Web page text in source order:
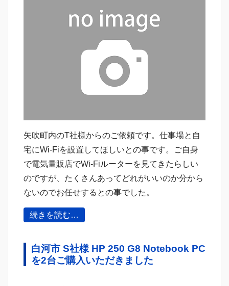
矢吹町内のT社様からのご依頼です。仕事場と自
宅にWi-Fiを設置してほしいとの事です。ご自身
で電気量販店でWi-Fiルーターを見てきたらしい
のですが、たくさんあってどれがいいのか分から
ないのでお任せするとの事でした。
続きを読む…
白河市 S社様 HP 250 G8 Notebook PC
を2台ご購入いただきました